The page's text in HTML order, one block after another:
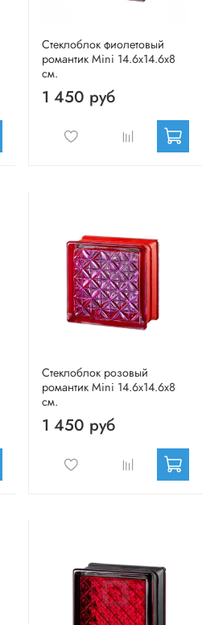
Стеклоблок фиолетовый
романтик Mini 14.6x14.6x8
см.
1 450 руб
Стеклоблок розовый
романтик Mini 14.6x14.6x8
см.
1 450 руб